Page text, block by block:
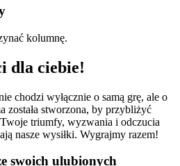
kolumnę.
dla ciebie!
chodzi wyłącznie o samą grę, ale o
została stworzona, by przybliżyć
triumfy, wyzwania i odczucia
nasze wysiłki. Wygrajmy razem!
swoich ulubionych